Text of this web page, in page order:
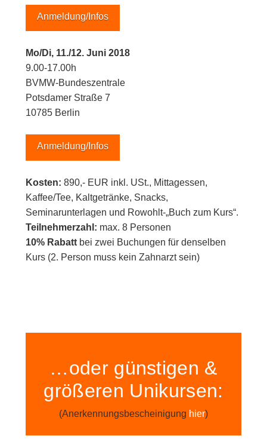
Anmeldung/Infos
Mo/Di, 11./12. Juni 2018
9.00-17.00h
BVMW-Bundeszentrale
Potsdamer Straße 7
10785 Berlin
Anmeldung/Infos
Kosten: 890,- EUR inkl. USt., Mittagessen,
Kaffee/Tee, Kaltgetränke, Snacks,
Seminarunterlagen und Rowohlt-„Buch zum Kurs“.
Teilnehmerzahl: max. 8 Personen
10% Rabattbei zwei Buchungen für denselben
Kurs (2. Person muss kein Zahnarzt sein)
…oder günstigen &
größeren Unikursen:
(Anerkennungsbescheinigung hier)